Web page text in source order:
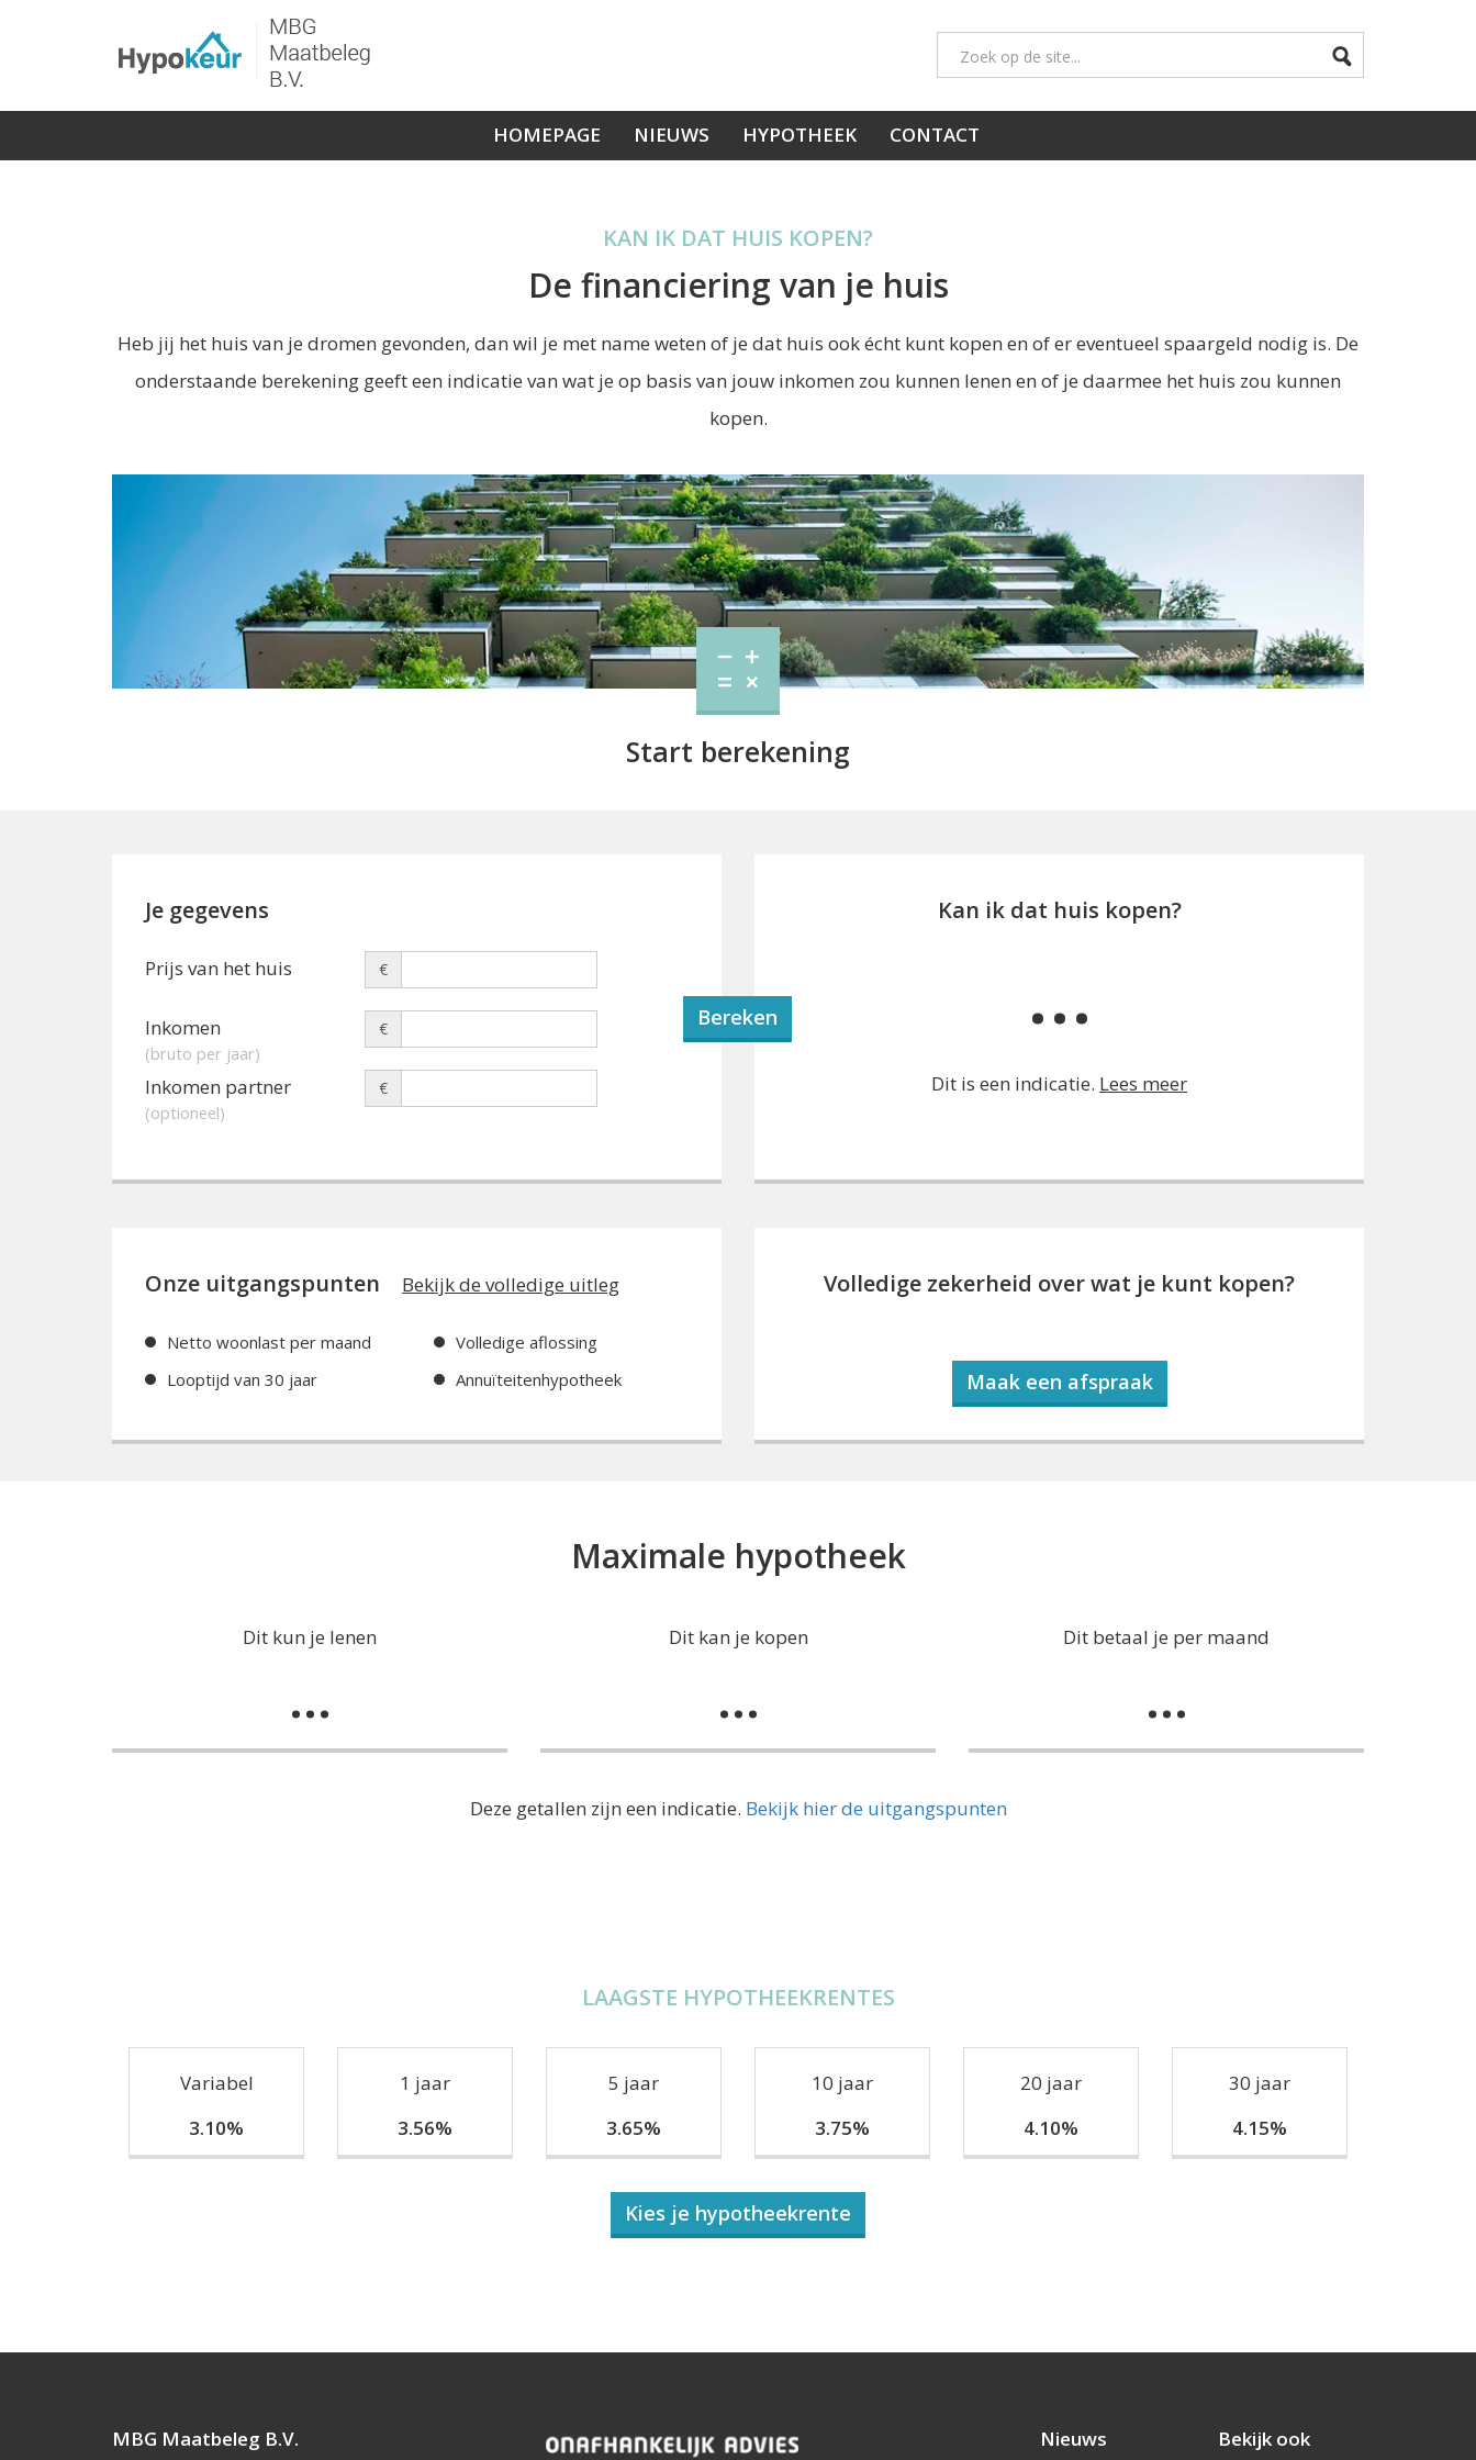
HOMEPAGE NIEUWS HYPOTHEEK CONTACT
KAN IK DAT HUIS KOPEN?
De financiering van je huis
Heb jij het huis van je dromen gevonden, dan wil je met name weten of je dat huis ook écht kunt kopen en of er eventueel spaargeld nodig is. De
onderstaande berekening geeft een indicatie van wat je op basis van jouw inkomen zou kunnen lenen en of je daarmee het huis zou kunnen
kopen.
Start berekening
Je gegevens
Prijs van het huis €
Inkomen
(bruto per jaar)
€
Inkomen partner
(optioneel)
€
Kan ik dat huis kopen?
...
Dit is een indicatie. Lees meer
Onze uitgangspunten Bekijk de volledige uitleg
Netto woonlast per maand
Volledige aflossing
Looptijd van 30 jaar
Annuïteitenhypotheek
Volledige zekerheid over wat je kunt kopen?
Maak een afspraak
Maximale hypotheek
Dit kun je lenen
...
Dit kan je kopen
...
Dit betaal je per maand
...
Deze getallen zijn een indicatie. Bekijk hier de uitgangspunten
LAAGSTE HYPOTHEEKRENTES
Variabel
3.10%
1 jaar
3.56%
5 jaar
3.65%
10 jaar
3.75%
20 jaar
4.10%
30 jaar
4.15%
Kies je hypotheekrente
MBG Maatbeleg B.V. Nieuws Bekijk ook